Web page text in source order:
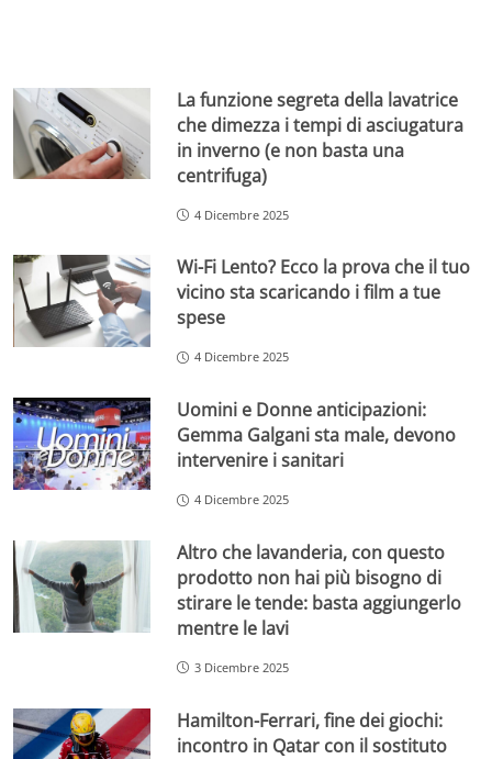
La funzione segreta della lavatrice
che dimezza i tempi di asciugatura
in inverno (e non basta una
centrifuga)
4 Dicembre 2025
Wi-Fi Lento? Ecco la prova che il tuo
vicino sta scaricando i film a tue
spese
4 Dicembre 2025
Uomini e Donne anticipazioni:
Gemma Galgani sta male, devono
intervenire i sanitari
4 Dicembre 2025
Altro che lavanderia, con questo
prodotto non hai più bisogno di
stirare le tende: basta aggiungerlo
mentre le lavi
3 Dicembre 2025
Hamilton-Ferrari, fine dei giochi:
incontro in Qatar con il sostituto